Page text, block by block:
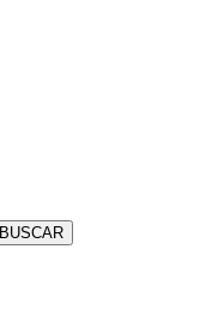
BUSCAR